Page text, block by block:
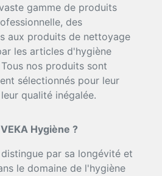
gamme de produits
des
aux produits de nettoyage
les articles d'hygiène
nos produits sont
sélectionnés pour leur
qualité inégalée.
Hygiène ?
par sa longévité et
le domaine de l'hygiène